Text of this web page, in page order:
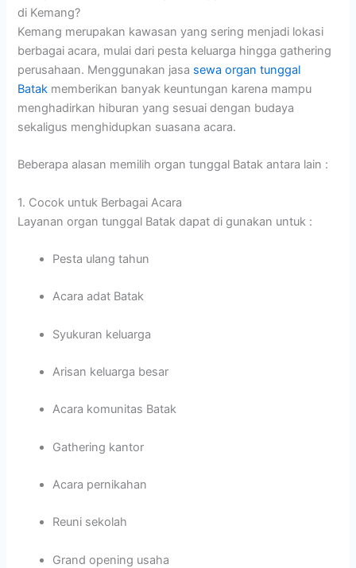
di Kemang?
Kemang merupakan kawasan yang sering menjadi lokasi
berbagai acara, mulai dari pesta keluarga hingga gathering
perusahaan. Menggunakan jasa sewa organ tunggal
Batak memberikan banyak keuntungan karena mampu
menghadirkan hiburan yang sesuai dengan budaya
sekaligus menghidupkan suasana acara.
Beberapa alasan memilih organ tunggal Batak antara lain :
1. Cocok untuk Berbagai Acara
Layanan organ tunggal Batak dapat di gunakan untuk :
Pesta ulang tahun
Acara adat Batak
Syukuran keluarga
Arisan keluarga besar
Acara komunitas Batak
Gathering kantor
Acara pernikahan
Reuni sekolah
Grand opening usaha